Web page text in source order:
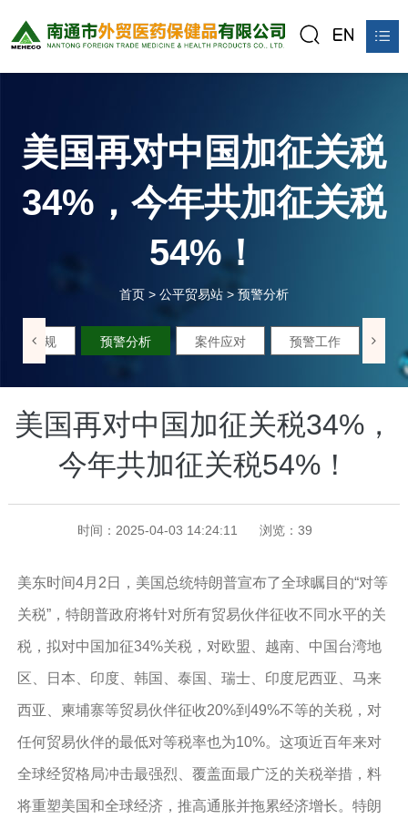
产品中心
新闻资讯
在线预订
美国再对中国加征关税
34%，今年共加征关税
54%！
首页 > 公平贸易站 > 预警分析
政策法规 预警分析 案件应对 预警工作
美国再对中国加征关税34%，
今年共加征关税54%！
时间：2025-04-03 14:24:11 浏览： 39
美东时间4月2日，美国总统特朗普宣布了全球瞩目的“对等
关税”，特朗普政府将针对所有贸易伙伴征收不同水平的关
税，拟对中国加征34%关税，对欧盟、越南、中国台湾地
区、日本、印度、韩国、泰国、瑞士、印度尼西亚、马来
西亚、柬埔寨等贸易伙伴征收20%到49%不等的关税，对
任何贸易伙伴的最低对等税率也为10%。这项近百年来对
全球经贸格局冲击最强烈、覆盖面最广泛的关税举措，料
将重塑美国和全球经济，推高通胀并拖累经济增长。特朗